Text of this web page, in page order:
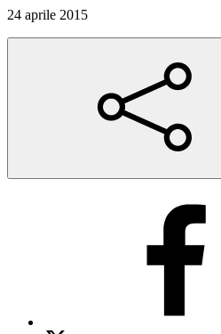
24 aprile 2015